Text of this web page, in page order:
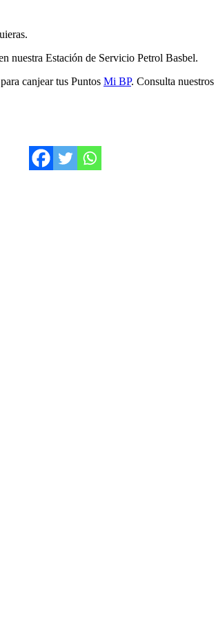
nuestra Estación de Servicio Petrol Basbel.
canjear tus Puntos Mi BP. Consulta nuestros